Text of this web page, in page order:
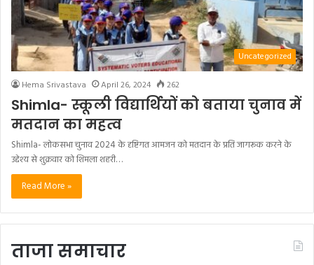
Uncategorized
Hema Srivastava April 26, 2024 262
Shimla- स्कूली विद्यार्थियों को बताया चुनाव में
मतदान का महत्व
Shimla- लोकसभा चुनाव 2024 के दृष्टिगत आमजन को मतदान के प्रति जागरूक करने के
उद्देश्य से शुक्रवार को शिमला शहरी…
Read More »
ताजा समाचार